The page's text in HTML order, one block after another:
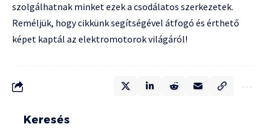
szolgálhatnak minket ezek a csodálatos szerkezetek.
Reméljük, hogy cikkünk segítségével átfogó és érthető
képet kaptál az elektromotorok világáról!
Keresés